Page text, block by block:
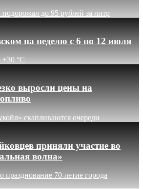
до 95 рублей за литр
на неделю с 6 по 12 июля
+30 °C
выросли цены на
скапливаются очереди
приняли участие во
волна»
70-летие города